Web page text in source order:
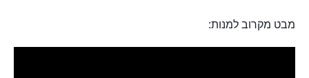
מבט מקרוב למנות: